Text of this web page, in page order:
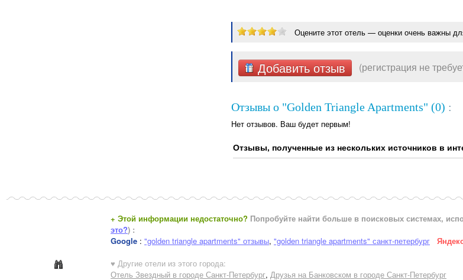
Оцените этот отель — оценки очень важны
Добавить отзыв (регистрация не
Отзывы о "Golden Triangle Apartments" (0) :
Нет отзывов. Ваш будет первым!
Отзывы, полученные из нескольких источников в
+ Этой информации недостаточно? Попробуйте найти больше в поисковых системах,
это?) :
Google : "golden triangle apartments" отзывы, "golden triangle apartments" санкт-петербург
♥ Другие отели из этого города:
Отель Звездный в городе Санкт-Петербург, Друзья на Банковском в городе Санкт-Петербург